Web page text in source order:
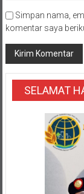
Simpan nama,
komentar saya
SELAMAT